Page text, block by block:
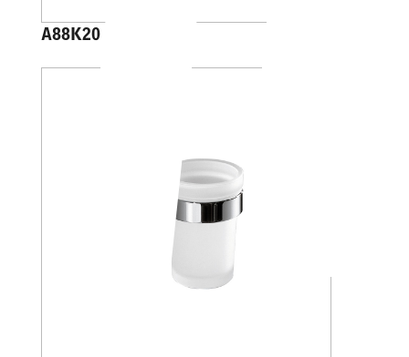
A88K20